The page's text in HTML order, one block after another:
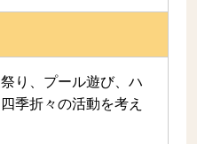
り、プール遊び、ハ
季折々の活動を考え